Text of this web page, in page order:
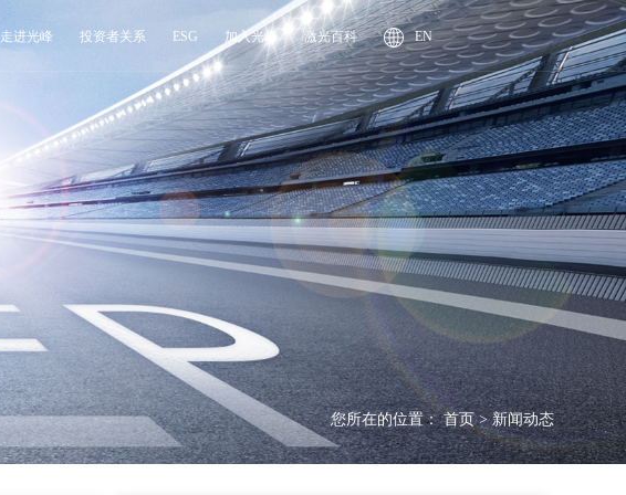
走进光峰 投资者关系 ESG 加入光峰 激光百科 EN
您所在的位置： 首页 > 新闻动态